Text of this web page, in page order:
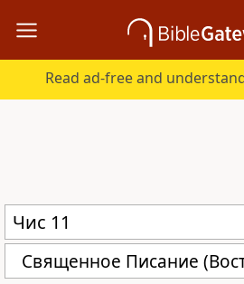
Read ad-free and